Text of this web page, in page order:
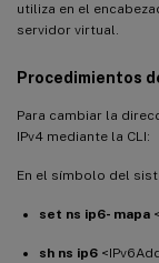
utiliza en el
servidor virtual.
Procedimientos
Para cambiar la
IPv4 mediante la CLI:
En el símbolo del
set ns ip6- mapa
sh ns ip6